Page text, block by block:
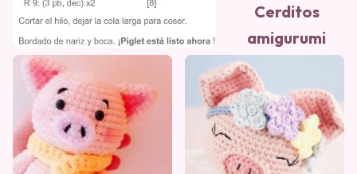
Cerditos
amigurumi